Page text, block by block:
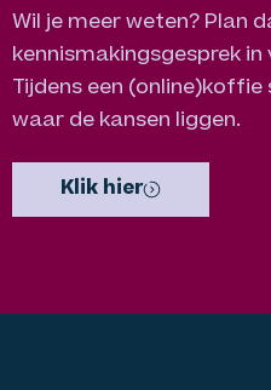
Wil je meer weten? Plan
kennismakingsgesprek
Tijdens een (online)koffie
waar de kansen liggen.
Klik hier